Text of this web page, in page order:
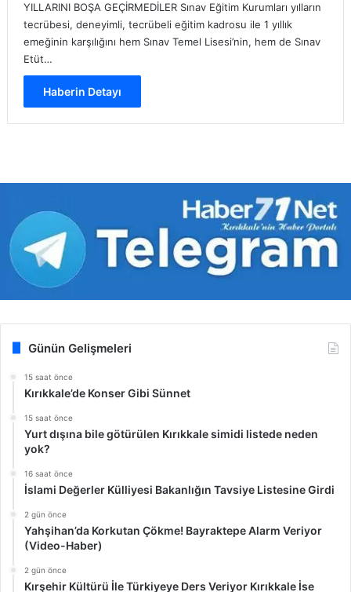
YILLARINI BOŞA GEÇİRMEDİLER Sınav Eğitim Kurumları yılların
tecrübesi, deneyimli, tecrübeli eğitim kadrosu ile 1 yıllık
emeğinin karşılığını hem Sınav Temel Lisesi’nin, hem de Sınav
Etüt…
Haberin Detayı
Günün Gelişmeleri
15 saat önce
Kırıkkale’de Konser Gibi Sünnet
15 saat önce
Yurt dışına bile götürülen Kırıkkale simidi listede neden
yok?
16 saat önce
İslami Değerler Külliyesi Bakanlığın Tavsiye Listesine Girdi
2 gün önce
Yahşihan’da Korkutan Çökme! Bayraktepe Alarm Veriyor
(Video-Haber)
2 gün önce
Kırşehir Kültürü İle Türkiyeye Ders Veriyor Kırıkkale İse